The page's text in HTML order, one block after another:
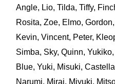
Angle, Lio, Tilda, Tiffy,
Rosita, Zoe, Elmo,
Kevin, Vincent, Peter,
Simba, Sky, Quinn,
Blue, Yuki, Misuki,
Narumi, Mirai, Miyuki,